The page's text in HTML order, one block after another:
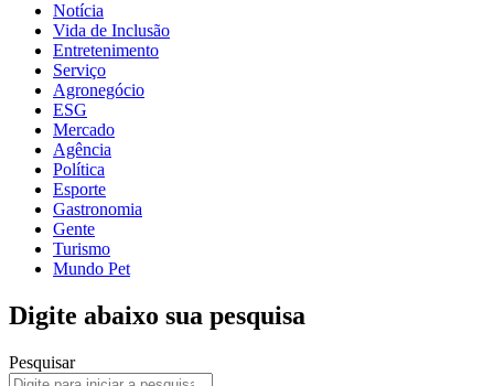
Notícia
Vida de Inclusão
Entretenimento
Serviço
Agronegócio
ESG
Mercado
Agência
Política
Esporte
Gastronomia
Gente
Turismo
Mundo Pet
Digite abaixo sua pesquisa
Pesquisar